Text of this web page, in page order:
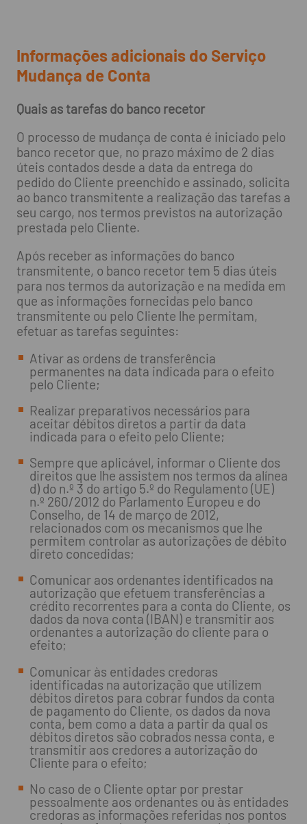
Informações adicionais do Serviço
Mudança de Conta
Quais as tarefas do banco recetor
O processo de mudança de conta é iniciado pelo
banco recetor que, no prazo máximo de 2 dias
úteis contados desde a data da entrega do
pedido do Cliente preenchido e assinado, solicita
ao banco transmitente a realização das tarefas a
seu cargo, nos termos previstos na autorização
prestada pelo Cliente.
Após receber as informações do banco
transmitente, o banco recetor tem 5 dias úteis
para nos termos da autorização e na medida em
que as informações fornecidas pelo banco
transmitente ou pelo Cliente lhe permitam,
efetuar as tarefas seguintes:
Ativar as ordens de transferência
permanentes na data indicada para o efeito
pelo Cliente;
Realizar preparativos necessários para
aceitar débitos diretos a partir da data
indicada para o efeito pelo Cliente;
Sempre que aplicável, informar o Cliente dos
direitos que lhe assistem nos termos da alínea
d) do n.º 3 do artigo 5.º do Regulamento (UE)
n.º 260/2012 do Parlamento Europeu e do
Conselho, de 14 de março de 2012,
relacionados com os mecanismos que lhe
permitem controlar as autorizações de débito
direto concedidas;
Comunicar aos ordenantes identificados na
autorização que efetuem transferências a
crédito recorrentes para a conta do Cliente, os
dados da nova conta (IBAN) e transmitir aos
ordenantes a autorização do cliente para o
efeito;
Comunicar às entidades credoras
identificadas na autorização que utilizem
débitos diretos para cobrar fundos da conta
de pagamento do Cliente, os dados da nova
conta, bem como a data a partir da qual os
débitos diretos são cobrados nessa conta, e
transmitir aos credores a autorização do
Cliente para o efeito;
No caso de o Cliente optar por prestar
pessoalmente aos ordenantes ou às entidades
credoras as informações referidas nos pontos